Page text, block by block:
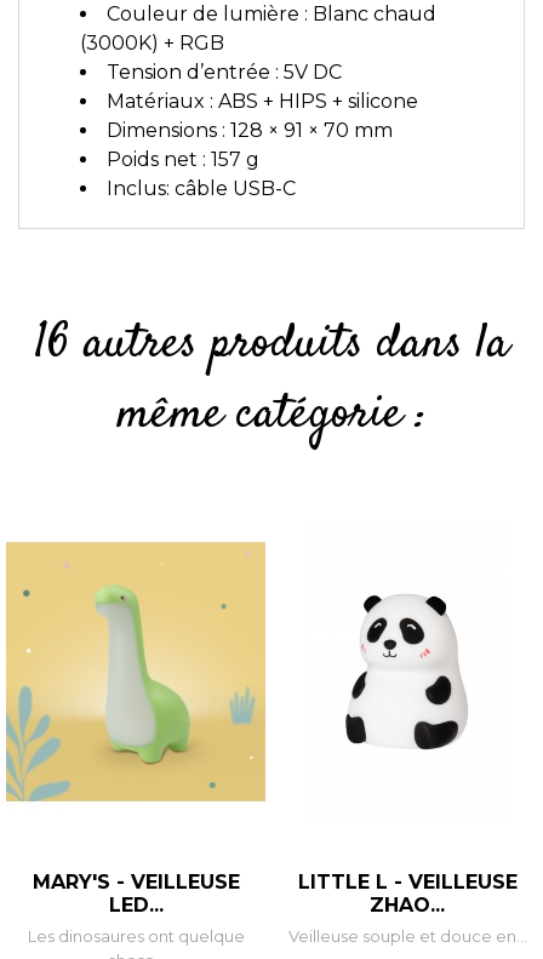
Couleur de lumière : Blanc chaud
(3000K) + RGB
Tension d’entrée : 5V DC
Matériaux : ABS + HIPS + silicone
Dimensions : 128 × 91 × 70 mm
Poids net : 157 g
Inclus: câble USB-C
16 autres produits dans la
même catégorie :
MARY'S - VEILLEUSE
LED...
Les dinosaures ont quelque
LITTLE L - VEILLEUSE
ZHAO...
Veilleuse souple et douce en...